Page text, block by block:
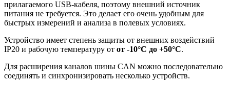
прилагаемого USB-кабеля, поэтому внешний источник
питания не требуется. Это делает его очень удобным для
быстрых измерений и анализа в полевых условиях.
Устройство имеет степень защиты от внешних воздействий
IP20 и рабочую температуру от от -10°C до +50°C.
Для расширения каналов шины CAN можно последовательно
соединять и синхронизировать несколько устройств.